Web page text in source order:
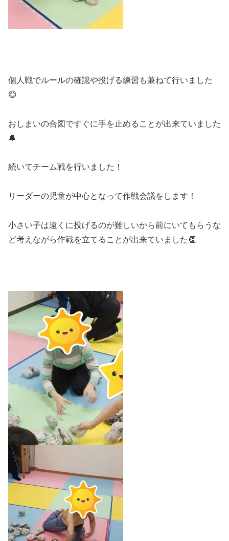
個人戦でルールの確認や投げる練習も兼ねて行いました
😊
おしまいの合図ですぐに手を止めることが出来ていました
🔔
続いてチーム戦を行いました！
リーダーの児童が中心となって作戦会議をします！
小さい子は遠くに投げるのが難しいから前にいてもらうな
ど考えながら作戦を立てることが出来ていました👏